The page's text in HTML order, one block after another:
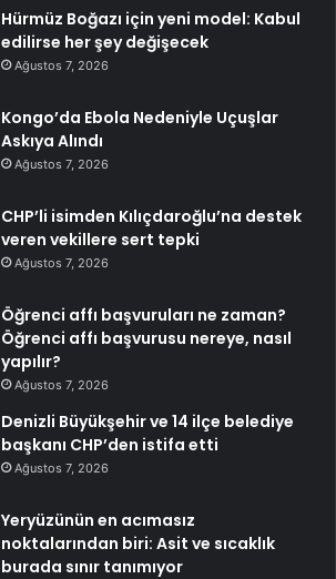
Hürmüz Boğazı için yeni model: Kabul
edilirse her şey değişecek
Ağustos 7, 2026
Kongo’da Ebola Nedeniyle Uçuşlar
Askıya Alındı
Ağustos 7, 2026
CHP’li isimden Kılıçdaroğlu’na destek
veren vekillere sert tepki
Ağustos 7, 2026
Öğrenci affı başvuruları ne zaman?
Öğrenci affı başvurusu nereye, nasıl
yapılır?
Ağustos 7, 2026
Denizli Büyükşehir ve 14 ilçe belediye
başkanı CHP’den istifa etti
Ağustos 7, 2026
Yeryüzünün en acımasız
noktalarından biri: Asit ve sıcaklık
burada sınır tanımıyor